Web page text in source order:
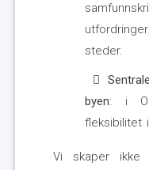
steder.
byen: i
fleksibilitet
Vi skaper ikke